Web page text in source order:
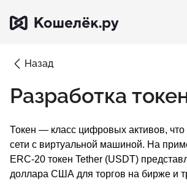
Назад
Разработка
Токен — класс цифровых активов, что
сети с виртуальной машиной. На
ERC-20 токен Tether (USDT)
доллара США для торгов на бирже и